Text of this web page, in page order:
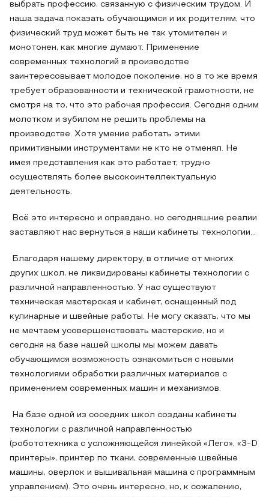
выбрать профессию, связанную с физическим трудом. И
наша задача показать обучающимся и их родителям, что
физический труд может быть не так утомителен и
монотонен, как многие думают. Применение
современных технологий в производстве
заинтересовывает молодое поколение, но в то же время
требует образованности и технической грамотности, не
смотря на то, что это рабочая профессия. Сегодня одним
молотком и зубилом не решить проблемы на
производстве. Хотя умение работать этими
примитивными инструментами не кто не отменял. Не
имея представления как это работает, трудно
осуществлять более высокоинтеллектуальную
деятельность.
Всё это интересно и оправдано, но сегодняшние реалии
заставляют нас вернуться в наши кабинеты технологии…
Благодаря нашему директору, в отличие от многих
других школ, не ликвидированы кабинеты технологии с
различной направленностью. У нас существуют
техническая мастерская и кабинет, оснащенный под
кулинарные и швейные работы. Не могу сказать, что мы
не мечтаем усовершенствовать мастерские, но и
сегодня на базе нашей школы мы можем давать
обучающимся возможность ознакомиться с новыми
технологиями обработки различных материалов с
применением современных машин и механизмов.
На базе одной из соседних школ созданы кабинеты
технологии с различной направленностью
(робототехника с усложняющейся линейкой «Лего», «3-D
принтеры», принтер по ткани, современные швейные
машины, оверлок и вышивальная машина с программным
управлением). Это очень интересно, но, к сожалению,